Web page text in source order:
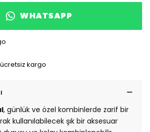
WHATSAPP
kargo
, günlük ve özel kombinlerde zarif bir
kullanılabilecek şık bir aksesuar